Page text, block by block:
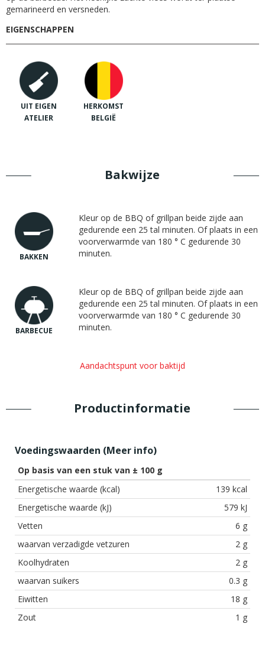
gemarineerd en versneden.
EIGENSCHAPPEN
UIT EIGEN
ATELIER
HERKOMST
BELGIË
Bakwijze
BAKKEN
Kleur op de BBQ of grillpan beide zijde aan
gedurende een 25 tal minuten. Of plaats in een
voorverwarmde van 180 ° C gedurende 30
minuten.
BARBECUE
Kleur op de BBQ of grillpan beide zijde aan
gedurende een 25 tal minuten. Of plaats in een
voorverwarmde van 180 ° C gedurende 30
minuten.
Aandachtspunt voor baktijd
Productinformatie
Voedingswaarden (Meer info)
Op basis van een stuk van ± 100 g
Energetische waarde (kcal)
139 kcal
Energetische waarde (kJ)
579 kJ
Vetten
6 g
waarvan verzadigde vetzuren
2 g
Koolhydraten
2 g
waarvan suikers
0.3 g
Eiwitten
18 g
Zout
1 g